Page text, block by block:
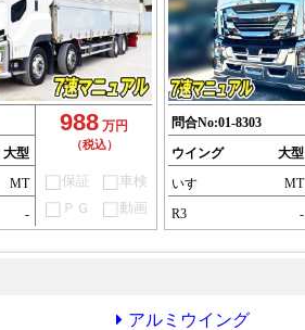
大型
MT
-
988 万円
（税込）
保証
車検
ＰＧ
動画
問合No:01-8303
ウイング
大型
いすゞ
MT
R3
-
アルミウイング